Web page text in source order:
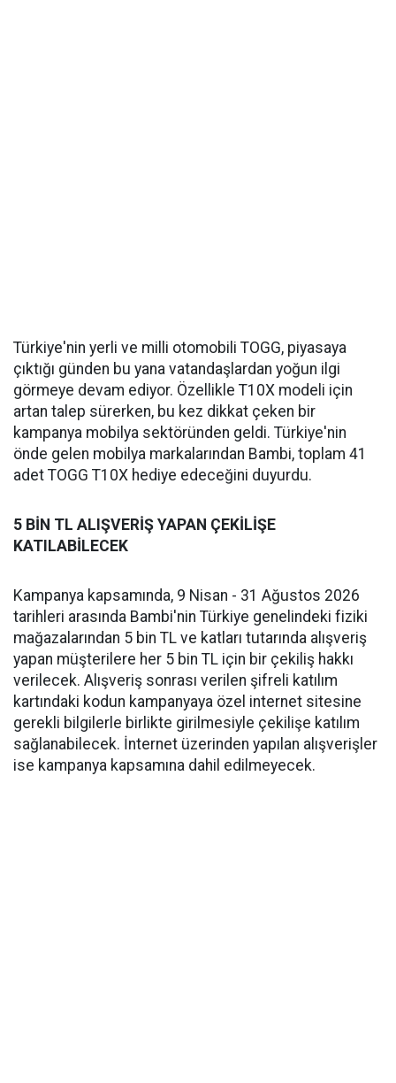
Türkiye'nin yerli ve milli otomobili TOGG, piyasaya
çıktığı günden bu yana vatandaşlardan yoğun ilgi
görmeye devam ediyor. Özellikle T10X modeli için
artan talep sürerken, bu kez dikkat çeken bir
kampanya mobilya sektöründen geldi. Türkiye'nin
önde gelen mobilya markalarından Bambi, toplam 41
adet TOGG T10X hediye edeceğini duyurdu.
5 BİN TL ALIŞVERİŞ YAPAN ÇEKİLİŞE
KATILABİLECEK
Kampanya kapsamında, 9 Nisan - 31 Ağustos 2026
tarihleri arasında Bambi'nin Türkiye genelindeki fiziki
mağazalarından 5 bin TL ve katları tutarında alışveriş
yapan müşterilere her 5 bin TL için bir çekiliş hakkı
verilecek. Alışveriş sonrası verilen şifreli katılım
kartındaki kodun kampanyaya özel internet sitesine
gerekli bilgilerle birlikte girilmesiyle çekilişe katılım
sağlanabilecek. İnternet üzerinden yapılan alışverişler
ise kampanya kapsamına dahil edilmeyecek.